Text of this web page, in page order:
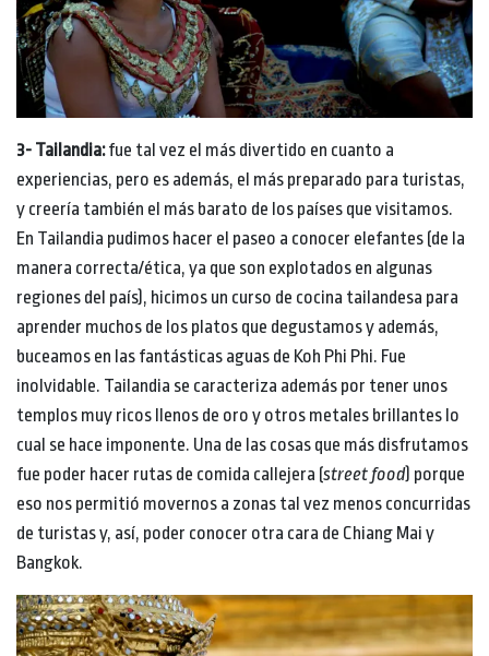
3- Tailandia:fue tal vez el más divertido en cuanto a
experiencias, pero es además, el más preparado para turistas,
y creería también el más barato de los países que visitamos.
En Tailandia pudimos hacer el paseo a conocer elefantes (de la
manera correcta/ética, ya que son explotados en algunas
regiones del país), hicimos un curso de cocina tailandesa para
aprender muchos de los platos que degustamos y además,
buceamos en las fantásticas aguas de Koh Phi Phi. Fue
inolvidable. Tailandia se caracteriza además por tener unos
templos muy ricos llenos de oro y otros metales brillantes lo
cual se hace imponente. Una de las cosas que más disfrutamos
fue poder hacer rutas de comida callejera (street food) porque
eso nos permitió movernos a zonas tal vez menos concurridas
de turistas y, así, poder conocer otra cara de Chiang Mai y
Bangkok.